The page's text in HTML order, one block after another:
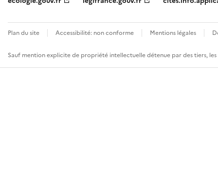
Plan du site Accessibilité: non conforme Mentions légales
Sauf mention explicite de propriété intellectuelle détenue par des tiers,